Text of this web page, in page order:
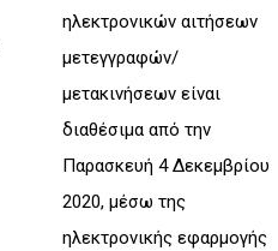
ηλεκτρονικών αιτήσεων
μετεγγραφών/
μετακινήσεων είναι
διαθέσιμα από την
Παρασκευή 4 Δεκεμβρίου
2020, μέσω της
ηλεκτρονικής εφαρμογής